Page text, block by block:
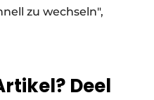
zu wechseln",
Deel